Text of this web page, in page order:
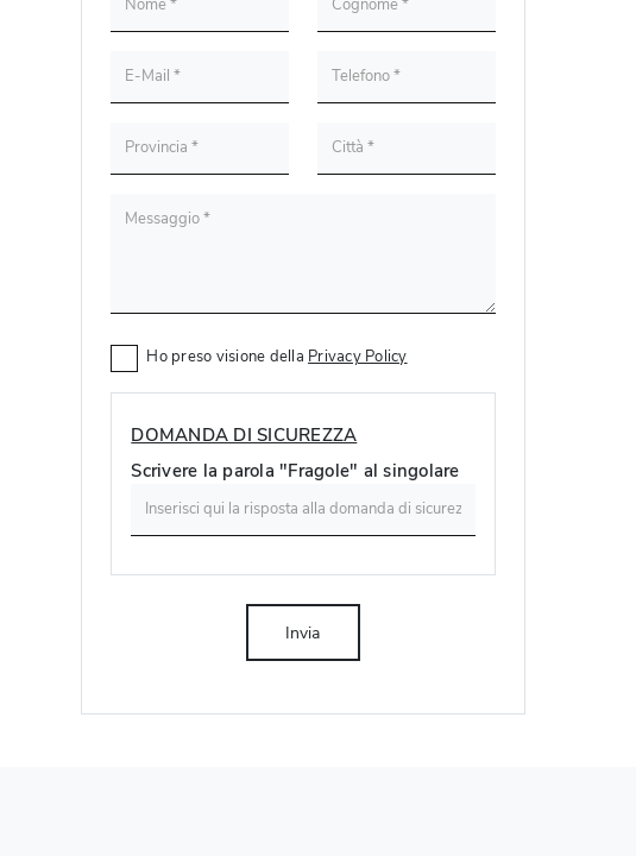
Ho preso visione della Privacy Policy
DOMANDA DI SICUREZZA
Scrivere la parola "Fragole" al singolare
Invia